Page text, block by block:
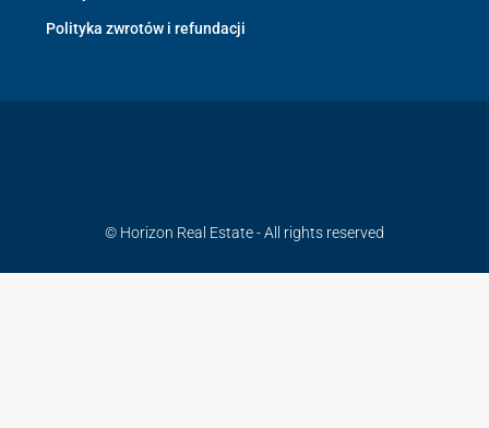
Polityka zwrotów i refundacji
© Horizon Real Estate - All rights reserved